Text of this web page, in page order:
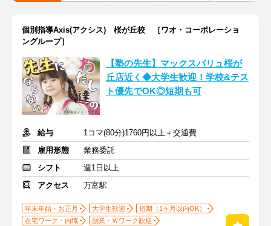
個別指導Axis(アクシス) 桜が丘校 ［ワオ・コーポレーショ
ングループ］
【塾の先生】マックスバリュ桜が
丘店近く◆大学生歓迎！学校&テス
ト優先でOK◎短期も可
給与
1コマ(80分)1760円以上＋交通費
雇用形態
業務委託
シフト
週1日以上
アクセス
万富駅
年末年始・お正月 大学生歓迎
短期（1ヶ月以内OK）
在宅ワーク・内職
副業・Ｗワーク歓迎